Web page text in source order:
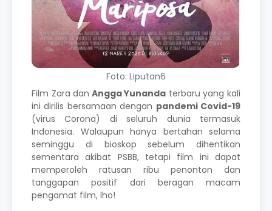
Foto: Liputan6
Film Zara dan Angga Yunanda terbaru yang kali
ini dirilis bersamaan dengan pandemi Covid-19
(virus Corona) di seluruh dunia termasuk
Indonesia. Walaupun hanya bertahan selama
seminggu di bioskop sebelum dihentikan
sementara akibat PSBB, tetapi film ini dapat
memperoleh ratusan ribu penonton dan
tanggapan positif dari beragan macam
pengamat film, lho!